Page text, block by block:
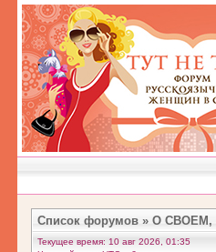
Список форумов » О СВОЕМ,
Текущее время: 10 авг 2026, 01:35